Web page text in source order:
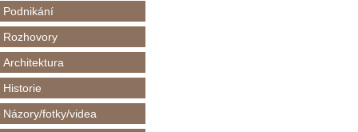
Podnikání
Rozhovory
Architektura
Historie
Názory/fotky/videa